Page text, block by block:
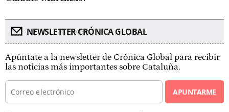
NEWSLETTER CRÓNICA GLOBAL
Apúntate a la newsletter de Crónica Global para recibir
las noticias más importantes sobre Cataluña.
APUNTARME